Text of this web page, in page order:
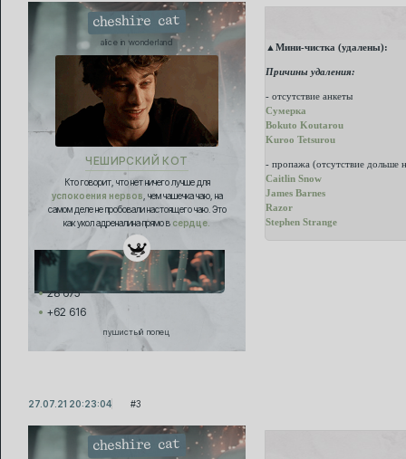
cheshire cat
alice in wonderland
ЧЕШИРСКИЙ КОТ
Кто говорит, что нет ничего лучше для
успокоения нервов , чем чашечка чаю, на
самом деле не пробовали настоящего чаю. Это
как укол адреналина прямо в сердце.
28 675
+62 616
пушистый попец
▲ Мини-чистка (удалены):
Причины удаления:
- отсутствие анкеты
Сумерка
Bokuto Koutarou
Kuroo Tetsurou
- пропажа (отсутствие дольше
Caitlin Snow
James Barnes
Razor
Stephen Strange
3
27.07.21 20:23:04
cheshire cat